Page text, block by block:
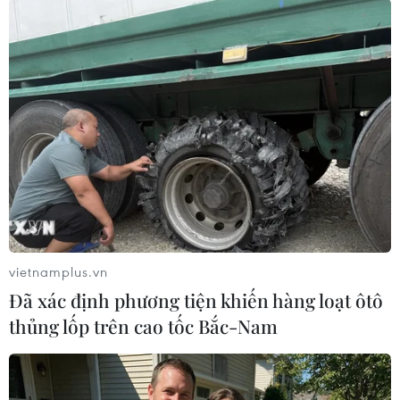
mã giảm, trong khi chỉ có 208 mã
tăng; rổ VN30 cũng chìm trong áp
lực bán mạnh với 27 mã giảm, 2
mã tăng và 1 mã tham chiếu.
(TTXVN/Vietnam+)
vietnamplus.vn
Đã xác định phương tiện khiến hàng loạt ôtô
thủng lốp trên cao tốc Bắc-Nam